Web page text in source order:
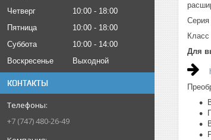
Четверг
10:00
18:00
Пятница
10:00
18:00
Суббота
10:00
14:00
Воскресенье
Выходной
КОНТАКТЫ
+7 (747) 480-26-49
Серия
Для